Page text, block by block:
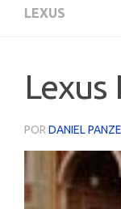
LEXUS
Lexus
POR DANIEL